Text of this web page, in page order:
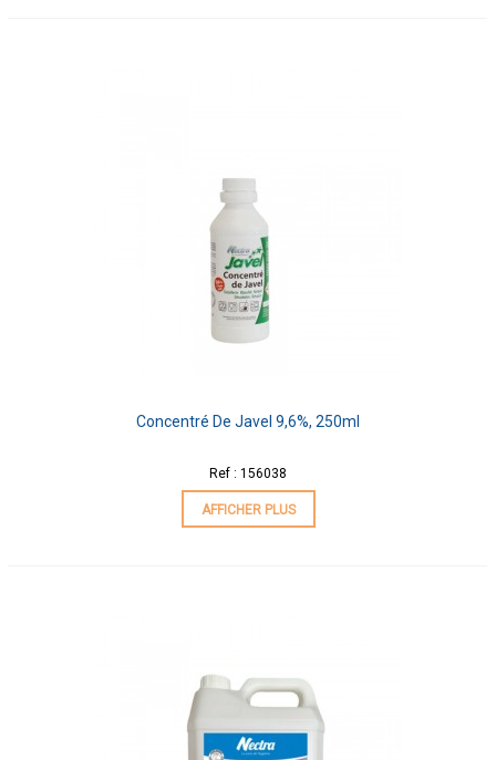
Concentré De Javel 9,6%, 250ml
Ref : 156038
AFFICHER PLUS